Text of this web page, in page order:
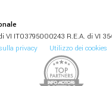
VI IT03795000243 R.E.A. di VI
privacy Utilizzo dei cookies